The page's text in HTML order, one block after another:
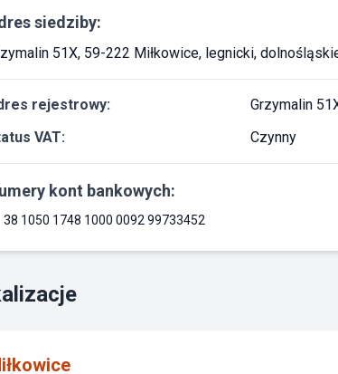
siedziby:
51X, 59-222 Miłkowice, legnicki,
rejestrowy:
Grzymalin
VAT:
Czynny
kont bankowych:
38 1050 1748 1000 0092 99733452